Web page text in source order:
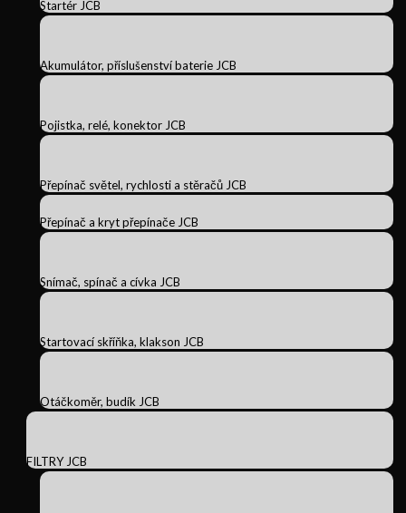
Startér JCB
Akumulátor, příslušenství baterie JCB
Pojistka, relé, konektor JCB
Přepínač světel, rychlosti a stěračů JCB
Přepínač a kryt přepínače JCB
Snímač, spínač a cívka JCB
Startovací skříňka, klakson JCB
Otáčkoměr, budík JCB
FILTRY JCB